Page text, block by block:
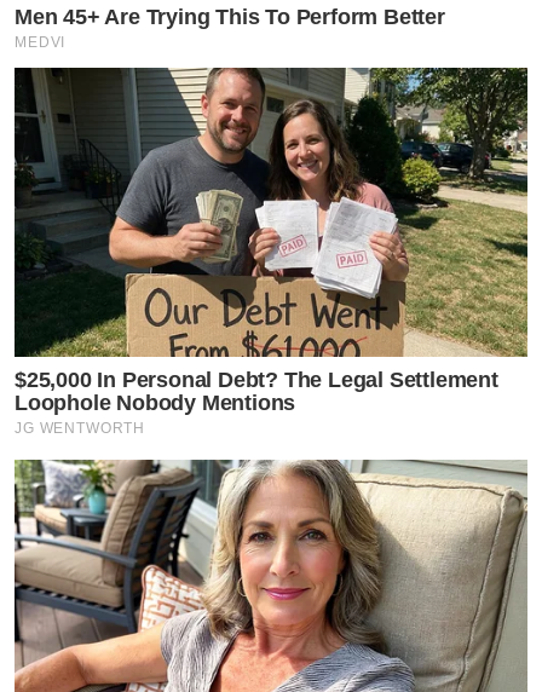
Men 45+ Are Trying This To Perform Better
MEDVI
$25,000 In Personal Debt? The Legal Settlement
Loophole Nobody Mentions
JG WENTWORTH